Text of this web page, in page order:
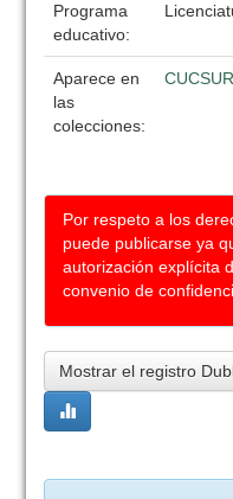
Programa
educativo:
Aparece en
las
colecciones:
CUCSUR
Por respeto a los
puede publicarse ya
autorización explícita
convenio de
Mostrar el registro